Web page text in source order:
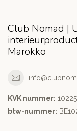
Club Nomad |
Marokko
KVK nummer:
btw-nummer: